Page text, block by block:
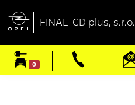
 FINAL-CD plus, s.r.o.
0